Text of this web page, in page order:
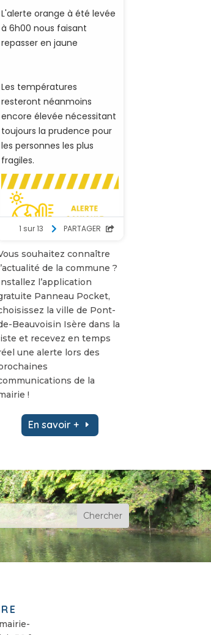
souhaitez connaître
de la commune ?
l’application
Panneau Pocket,
la ville de Pont-
Beauvoisin Isère dans la
et recevez en temps
une alerte lors des
de la
!
En savoir +